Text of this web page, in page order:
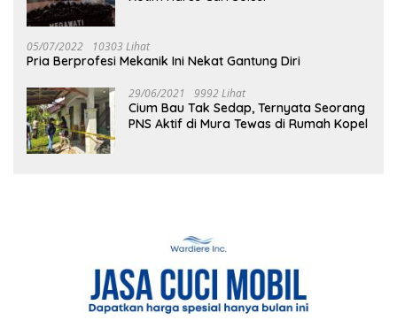
05/07/2022 10303 Lihat
Pria Berprofesi Mekanik Ini Nekat Gantung Diri
29/06/2021 9992 Lihat
Cium Bau Tak Sedap, Ternyata Seorang
PNS Aktif di Mura Tewas di Rumah Kopel